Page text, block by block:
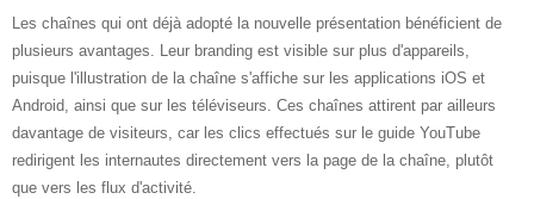
Les chaînes qui ont déjà adopté la nouvelle présentation bénéficient de
plusieurs avantages. Leur branding est visible sur plus d'appareils,
puisque l'illustration de la chaîne s'affiche sur les applications iOS et
Android, ainsi que sur les téléviseurs. Ces chaînes attirent par ailleurs
davantage de visiteurs, car les clics effectués sur le guide YouTube
redirigent les internautes directement vers la page de la chaîne, plutôt
que vers les flux d'activité.